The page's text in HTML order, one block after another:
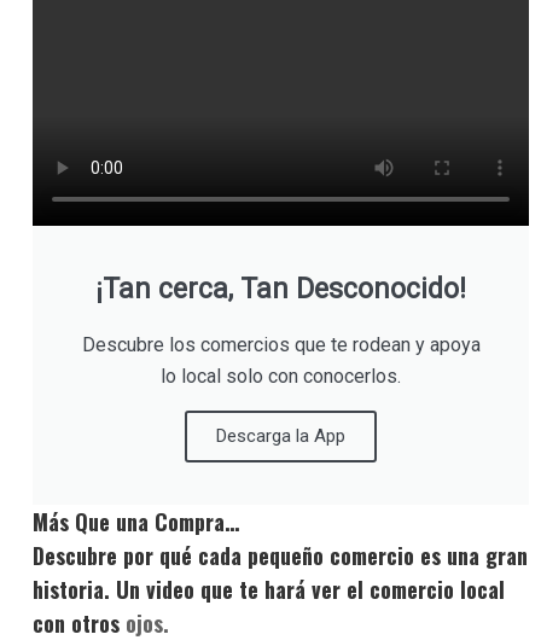
¡Tan cerca, Tan Desconocido!
Descubre los comercios que te rodean y apoya
lo local solo con conocerlos.
Descarga la App
Más Que una Compra…
Descubre por qué cada pequeño comercio es una gran
historia. Un video que te hará ver el comercio local
con otros ojos.